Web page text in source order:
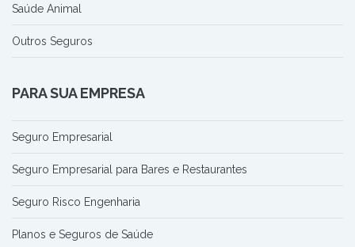
Saúde Animal
Outros Seguros
PARA SUA EMPRESA
Seguro Empresarial
Seguro Empresarial para Bares e Restaurantes
Seguro Risco Engenharia
Planos e Seguros de Saúde